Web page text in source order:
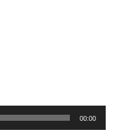
00:00